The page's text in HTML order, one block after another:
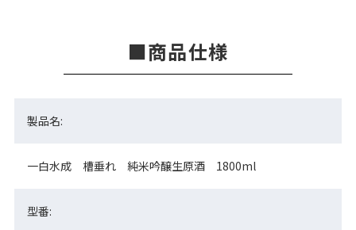
商品仕様
製品名:
一白水成 槽垂れ 純米吟醸生原酒 1800ml
型番: